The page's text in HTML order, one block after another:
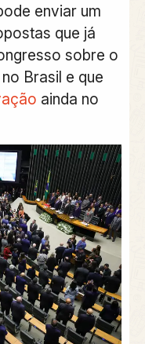
enviar um
que já
sobre o
Brasil e que
ainda no